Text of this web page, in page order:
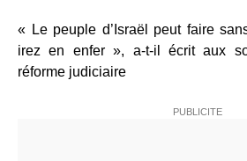
« Le peuple d’Israël peut faire
irez en enfer », a-t-il écrit aux
réforme judiciaire